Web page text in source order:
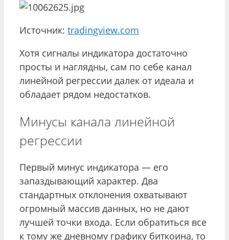
Источник: tradingview.com
Хотя сигналы индикатора достаточно
просты и наглядны, сам по себе канал
линейной регрессии далек от идеала и
обладает рядом недостатков.
Минусы канала линейной
регрессии
Первый минус индикатора — его
запаздывающий характер. Два
стандартных отклонения охватывают
огромный массив данных, но не дают
лучшей точки входа. Если обратиться все
к тому же дневному графику биткоина, то